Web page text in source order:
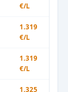
€/L
1.319
€/L
1.319
€/L
1.325